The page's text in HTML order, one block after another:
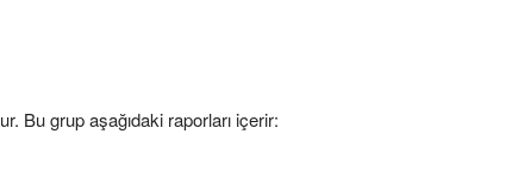
Bu grup aşağıdaki raporları içerir: